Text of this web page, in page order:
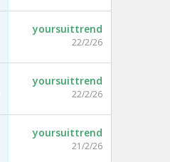
yoursuittrend
22/2/26
yoursuittrend
22/2/26
yoursuittrend
21/2/26